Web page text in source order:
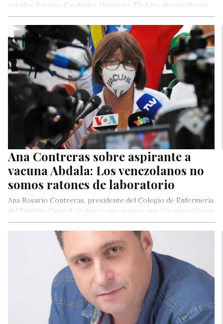
estados Barinas, Carabobo, Guárico y Táchira, desarrollaron
audiencias por medio de…
Ana Contreras sobre aspirante a
vacuna Abdala: Los venezolanos no
somos ratones de laboratorio
Ana Rosario Contreras, presidente del Colegio de Enfermería
del Distrito Capital, rechazó este martes que los venezolanos
sean utilizados como…